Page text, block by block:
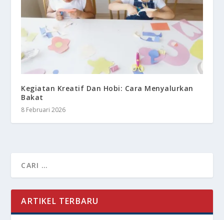
Kegiatan Kreatif Dan Hobi: Cara Menyalurkan
Bakat
8 Februari 2026
ARTIKEL TERBARU